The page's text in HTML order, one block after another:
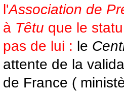
l'Association de
à Têtu que le
pas de lui : le
attente de la
de France (